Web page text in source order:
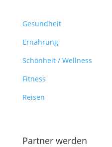
Gesundheit
Ernährung
Schönheit / Wellness
Fitness
Reisen
Partner werden